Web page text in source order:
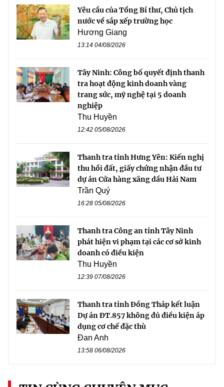
Yêu cầu của Tổng Bí thư, Chủ tịch
nước về sắp xếp trường học
Hương Giang
13:14 04/08/2026
Tây Ninh: Công bố quyết định thanh
tra hoạt động kinh doanh vàng
trang sức, mỹ nghệ tại 5 doanh
nghiệp
Thu Huyền
12:42 05/08/2026
Thanh tra tỉnh Hưng Yên: Kiến nghị
thu hồi đất, giấy chứng nhận đầu tư
dự án Cửa hàng xăng dầu Hải Nam
Trần Quý
16:28 05/08/2026
Thanh tra Công an tỉnh Tây Ninh
phát hiện vi phạm tại các cơ sở kinh
doanh có điều kiện
Thu Huyền
12:39 07/08/2026
Thanh tra tỉnh Đồng Tháp kết luận
Dự án ĐT.857 không đủ điều kiện áp
dụng cơ chế đặc thù
Đan Anh
13:58 06/08/2026